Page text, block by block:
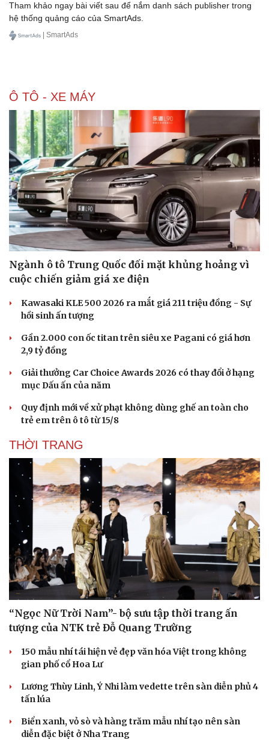
Dinh dưỡng - món ngon
Sản phụ khoa
Nhi khoa
Làm đẹp - giảm cân
Phòng mạch online
Đời sống
Nhà đẹp
Tình yêu - Gia đình
Tham khảo ngay bài viết sau để nắm danh sách publisher trong
hệ thống quảng cáo của SmartAds.
| SmartAds
Ô TÔ - XE MÁY
Ngành ô tô Trung Quốc đối mặt khủng hoảng vì
cuộc chiến giảm giá xe điện
Kawasaki KLE 500 2026 ra mắt giá 211 triệu đồng - Sự
hồi sinh ấn tượng
Gần 2.000 con ốc titan trên siêu xe Pagani có giá hơn
2,9 tỷ đồng
Giải thưởng Car Choice Awards 2026 có thay đổi ở hạng
mục Dấu ấn của năm
Quy định mới về xử phạt không dùng ghế an toàn cho
trẻ em trên ô tô từ 15/8
THỜI TRANG
“Ngọc Nữ Trời Nam”- bộ sưu tập thời trang ấn
tượng của NTK trẻ Đỗ Quang Trường
150 mẫu nhí tái hiện vẻ đẹp văn hóa Việt trong không
gian phố cổ Hoa Lư
Lương Thùy Linh, Ý Nhi làm vedette trên sàn diễn phủ 4
tấn lúa
Biển xanh, vỏ sò và hàng trăm mẫu nhí tạo nên sàn
diễn đặc biệt ở Nha Trang